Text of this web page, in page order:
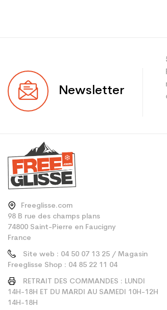
Newsletter
Freeglisse.com
98 B rue des champs plans
74800 Saint-Pierre en Faucigny
France
Site web : 04 50 07 13 25 / Magasin
Freeglisse Shop : 04 85 22 11 04
RETRAIT DES COMMANDES : LUNDI
14H-18H ET DU MARDI AU SAMEDI 10H-12H
14H-18H